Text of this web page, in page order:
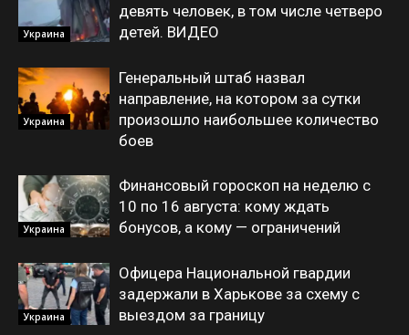
Украина
девять человек, в том числе четверо
детей. ВИДЕО
Украина
Генеральный штаб назвал
направление, на котором за сутки
произошло наибольшее количество
боев
Украина
Финансовый гороскоп на неделю с
10 по 16 августа: кому ждать
бонусов, а кому — ограничений
Украина
Офицера Национальной гвардии
задержали в Харькове за схему с
выездом за границу